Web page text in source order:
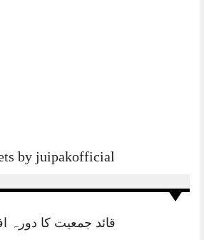
by juipakofficial
قائد جمعیت کا دورہ